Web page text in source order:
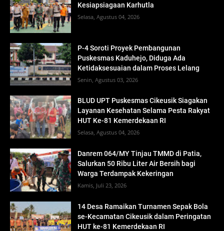
Kesiapsiagaan Karhutla
Selasa, Agustus 04, 2026
P-4 Soroti Proyek Pembangunan
Puskesmas Kaduhejo, Diduga Ada
Ketidaksesuaian dalam Proses Lelang
Senin, Agustus 03, 2026
BLUD UPT Puskesmas Cikeusik Siagakan
Layanan Kesehatan Selama Pesta Rakyat
HUT Ke-81 Kemerdekaan RI
Selasa, Agustus 04, 2026
Danrem 064/MY Tinjau TMMD di Patia,
Salurkan 50 Ribu Liter Air Bersih bagi
Warga Terdampak Kekeringan
Kamis, Juli 23, 2026
14 Desa Ramaikan Turnamen Sepak Bola
se-Kecamatan Cikeusik dalam Peringatan
HUT ke-81 Kemerdekaan RI